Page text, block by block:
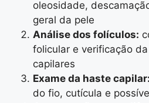
oleosidade,
geral da pele
Análise dos folículos:
folicular e verificação
capilares
Exame da haste capilar:
do fio, cutícula e